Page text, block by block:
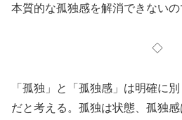
本質的な孤独感を解消できないの
◇
「孤独」と「孤独感」は明確に
だと考える。孤独は状態、孤独